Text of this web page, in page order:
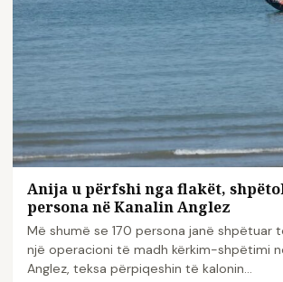
Anija u përfshi nga flakët,
persona në Kanalin Anglez
Më shumë se 170 persona janë shpëtuar
një operacioni të madh kërkim-shpëtimi
Anglez, teksa përpiqeshin të kalonin…